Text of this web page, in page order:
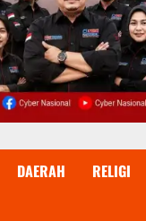
DAERAH RELIGI